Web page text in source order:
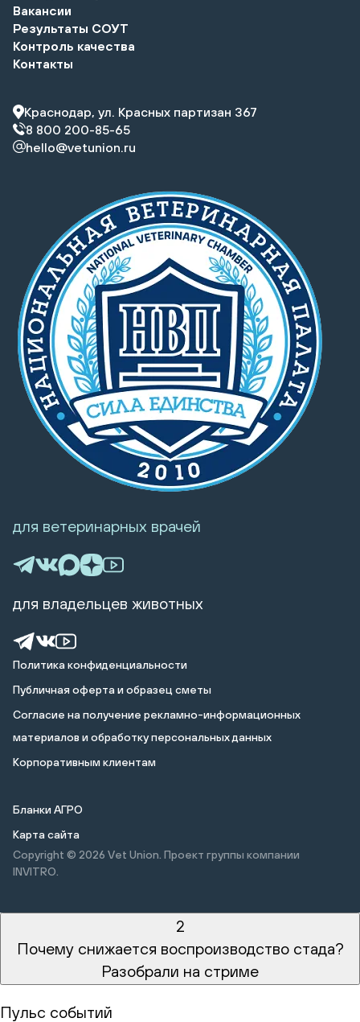
Вакансии
Результаты СОУТ
Контроль качества
Контакты
Краснодар, ул. Красных партизан 367
8 800 200-85-65
hello@vetunion.ru
Политика конфиденциальности
Публичная оферта и образец сметы
Cогласие на получение рекламно-информационных
материалов и обработку персональных данных
Корпоративным клиентам
Бланки АГРО
Карта сайта
Copyright © 2026 Vet Union. Проект группы компании
INVITRO.
для ветеринарных врачей
для владельцев животных
2
Почему снижается воспроизводство стада?
Разобрали на стриме
Пульс событий